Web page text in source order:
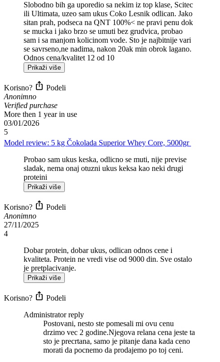
Slobodno bih ga uporedio sa nekim iz top klase, Scitec
ili Ultimata, uzeo sam ukus Coko Lesnik odlican. Jako
sitan prah, podseca na QNT 100%< ne pravi penu dok
se mucka i jako brzo se umuti bez grudvica, probao
sam i sa manjom kolicinom vode. Sto je najbitnije vari
se savrseno,ne nadima, nakon 20ak min obrok lagano.
Odnos cena/kvalitet 12 od 10
Prikaži više
Korisno?
Podeli
Anonimno
Verified purchase
More then 1 year in use
03/01/2026
5
Model review: 5 kg Čokolada Superior Whey Core, 5000gr
Probao sam ukus keska, odlicno se muti, nije previse
sladak, nema onaj otuzni ukus keksa kao neki drugi
proteini
Prikaži više
Korisno?
Podeli
Anonimno
27/11/2025
4
Dobar protein, dobar ukus, odlican odnos cene i
kvaliteta. Protein ne vredi vise od 9000 din. Sve ostalo
je pretplacivanje.
Prikaži više
Korisno?
Podeli
Administrator reply
Postovani, nesto ste pomesali mi ovu cenu
drzimo vec 2 godine.Njegova relana cena jeste ta
sto je precrtana, samo je pitanje dana kada ceno
morati da pocnemo da prodajemo po toj ceni.